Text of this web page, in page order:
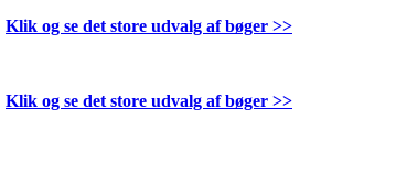
Klik og se det store udvalg af bøger >>
Klik og se det store udvalg af bøger >>